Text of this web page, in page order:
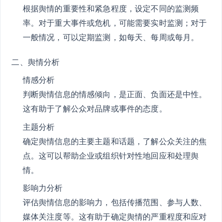
根据舆情的重要性和紧急程度，设定不同的监测频
率。对于重大事件或危机，可能需要实时监测；对于
一般情况，可以定期监测，如每天、每周或每月。
二、舆情分析
情感分析
判断舆情信息的情感倾向，是正面、负面还是中性。
这有助于了解公众对品牌或事件的态度。
主题分析
确定舆情信息的主要主题和话题，了解公众关注的焦
点。这可以帮助企业或组织针对性地回应和处理舆
情。
影响力分析
评估舆情信息的影响力，包括传播范围、参与人数、
媒体关注度等。这有助于确定舆情的严重程度和应对